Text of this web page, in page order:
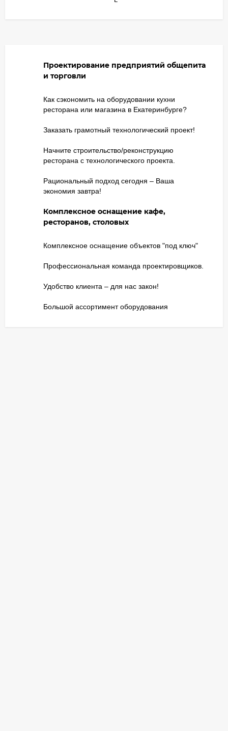
Проектирование предприятий общепита
и торговли
Как сэкономить на оборудовании кухни
ресторана или магазина в Екатеринбурге?
Заказать грамотный технологический проект!
Начните строительство/реконструкцию
ресторана с технологического проекта.
Рациональный подход сегодня – Ваша
экономия завтра!
Комплексное оснащение кафе,
ресторанов, столовых
Комплексное оснащение объектов "под ключ"
Профессиональная команда проектировщиков.
Удобство клиента – для нас закон!
Большой ассортимент оборудования